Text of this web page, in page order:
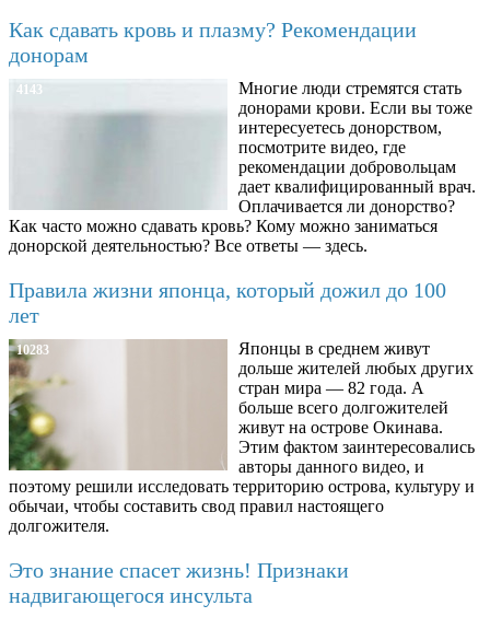
Как сдавать кровь и плазму? Рекомендации
донорам
4143
Многие люди стремятся стать
донорами крови. Если вы тоже
интересуетесь донорством,
посмотрите видео, где
рекомендации добровольцам
дает квалифицированный врач.
Оплачивается ли донорство?
Как часто можно сдавать кровь? Кому можно заниматься
донорской деятельностью? Все ответы — здесь.
Правила жизни японца, который дожил до 100
лет
10283
Японцы в среднем живут
дольше жителей любых других
стран мира — 82 года. А
больше всего долгожителей
живут на острове Окинава.
Этим фактом заинтересовались
авторы данного видео, и
поэтому решили исследовать территорию острова, культуру и
обычаи, чтобы составить свод правил настоящего
долгожителя.
Это знание спасет жизнь! Признаки
надвигающегося инсульта